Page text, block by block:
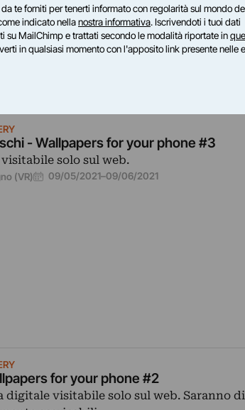
- Wallpapers for your phone #3
solo sul web.
(VR) 09/05/2021–09/06/2021
for your phone #2
digitale visitabile solo sul web. Saranno
te forniti per tenerti informato con regolarità sul mondo
indicato nellanostra informativa. Iscrivendoti i tuoi dati
su MailChimp e trattati secondo le modalità riportate in
in qualsiasi momento con l'apposito link presente nelle